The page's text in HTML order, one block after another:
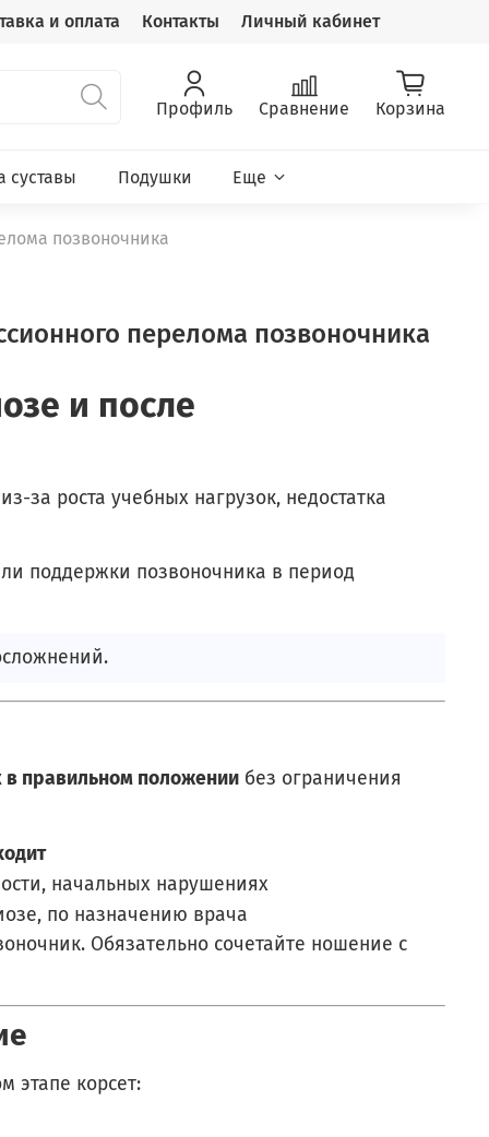
и оплата Контакты Личный кабинет
Профиль Сравнение Корзина
суставы Подушки Еще
позвоночника
перелома позвоночника
и после
за роста учебных нагрузок, недостатка
поддержки позвоночника в период
в правильном положении без ограничения
начальных нарушениях
по назначению врача
Обязательно сочетайте ношение с
этапе корсет: